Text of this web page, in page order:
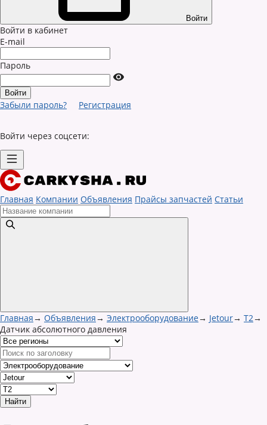
Войти
Войти в кабинет
E-mail
Пароль
Забыли пароль? Регистрация
Войти через соцсети:
Главная Компании Объявления Прайсы запчастей Статьи
Главная→ Объявления→ Электрооборудование→ Jetour→ T2→
Датчик абсолютного давления